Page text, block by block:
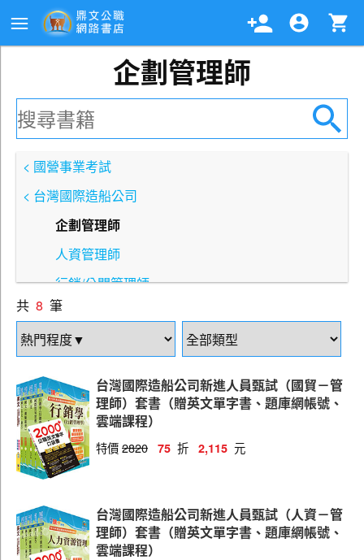
企劃管理師
< 國營事業考試
< 台灣國際造船公司
企劃管理師
人資管理師
行銷/公關管理師
會計管理師
財會管理師
資訊管理師
業務管理師
一般工程師
造船工程師
資訊工程師
共 8 筆
台灣國際造船公司新進人員甄試（國貿－管
理師）套書（贈英文單字書、題庫網帳號、
雲端課程）
特價2820 75 折 2,115 元
台灣國際造船公司新進人員甄試（人資－管
理師）套書（贈英文單字書、題庫網帳號、
雲端課程）